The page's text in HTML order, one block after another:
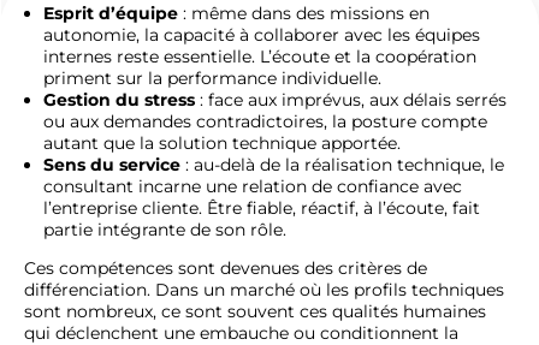
Esprit d’équipe : même dans des missions en
autonomie, la capacité à collaborer avec les équipes
internes reste essentielle. L’écoute et la coopération
priment sur la performance individuelle.
Gestion du stress : face aux imprévus, aux délais serrés
ou aux demandes contradictoires, la posture compte
autant que la solution technique apportée.
Sens du service : au-delà de la réalisation technique, le
consultant incarne une relation de confiance avec
l’entreprise cliente. Être fiable, réactif, à l’écoute, fait
partie intégrante de son rôle.
Ces compétences sont devenues des critères de
différenciation. Dans un marché où les profils techniques
sont nombreux, ce sont souvent ces qualités humaines
qui déclenchent une embauche ou conditionnent la